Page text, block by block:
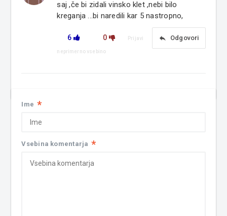
saj ,če bi zidali vinsko klet ,nebi bilo
kreganja ...bi naredili kar 5 nastropno,
6 0 reply Odgovori
Prijavi
neprimerno vsebino
Ime *
Vsebina komentarja *